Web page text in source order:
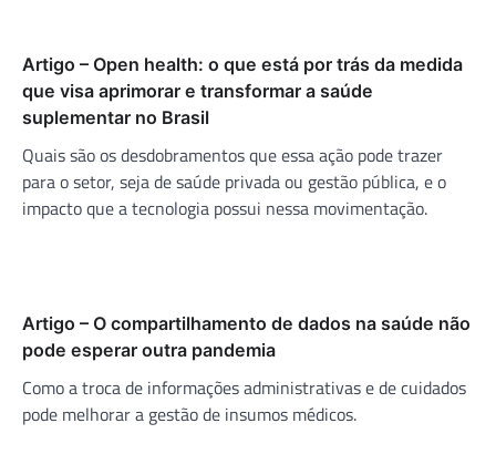
Artigo – Open health: o que está por trás da medida
que visa aprimorar e transformar a saúde
suplementar no Brasil
Quais são os desdobramentos que essa ação pode trazer
para o setor, seja de saúde privada ou gestão pública, e o
impacto que a tecnologia possui nessa movimentação.
Artigo – O compartilhamento de dados na saúde não
pode esperar outra pandemia
Como a troca de informações administrativas e de cuidados
pode melhorar a gestão de insumos médicos.